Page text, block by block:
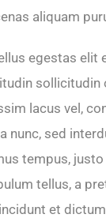
aliquam
egestas elit
sollicitudin
lacus vel,
nunc, sed
tempus,
tellus, a
et